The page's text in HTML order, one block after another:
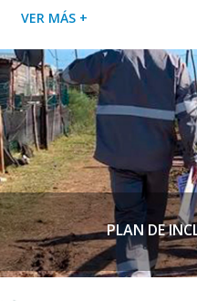
VER MÁS +
PLAN DE